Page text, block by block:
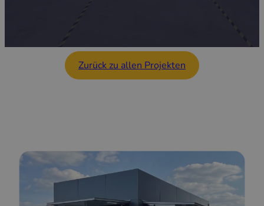
Zurück zu allen Projekten